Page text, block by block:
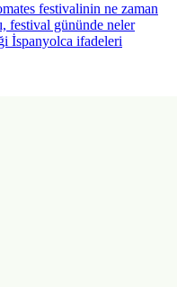
festivalinin ne zaman
festival gününde neler
İspanyolca ifadeleri